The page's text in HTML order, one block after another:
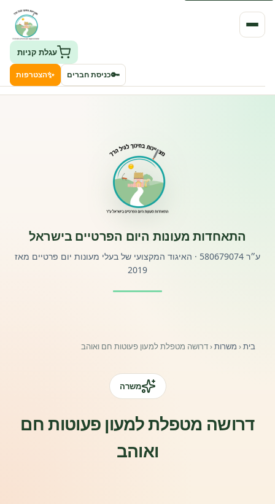
פורטל לוח מודעות דרושים עובדים
השתלמויות וקורסים לגננות ולצוותי חינוך | גיל הרך 0-6
עגלת קניות
🔑כניסת חברים ✨הצטרפות
התאחדות מעונות היום הפרטיים בישראל
ע״ר 580679074 · האיגוד המקצועי של בעלי מעונות יום פרטיים מאז
2019
בית‹ משרות‹דרושה מטפלת למעון פעוטות חם ואוהב
משרה
דרושה מטפלת למעון פעוטות חם
ואוהב